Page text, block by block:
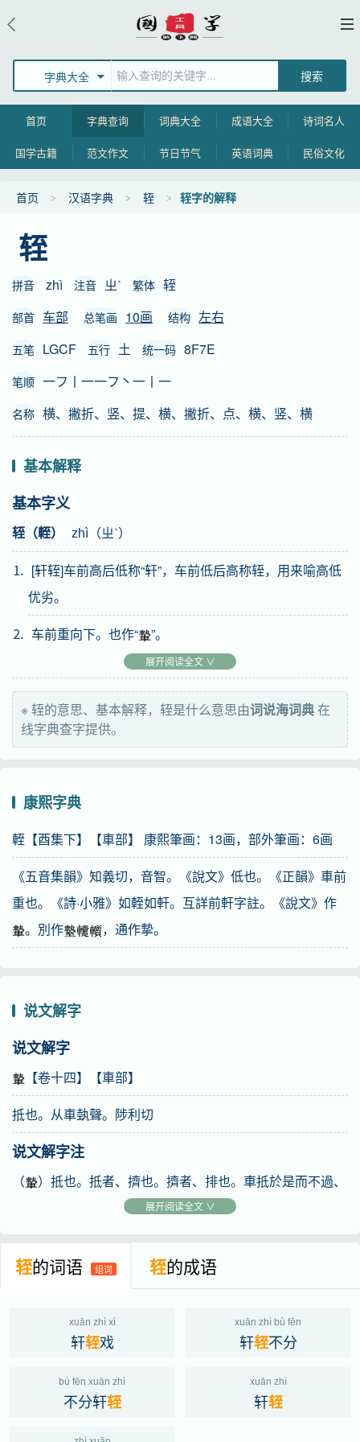
字典大全
首页 字典查询 词典大全 成语大全 诗词名人
国学古籍 范文作文 节日节气 英语词典 民俗文化
首页 汉语字典 轾 轾字的解释
轾
拼音 zhì 注音 ㄓˋ 繁体 轾
部首 车部 总笔画 10画 结构 左右
五笔 LGCF 五行 土 统一码 8F7E
笔顺 一フ丨一一フ丶一丨一
名称 横、撇折、竖、提、横、撇折、点、横、竖、横
基本解释
基本字义
轾（輊） zhì（ㄓˋ）
⒈ [轩轾]车前高后低称“轩”，车前低后高称轾，用来喻高低
优劣。
⒉ 车前重向下。也作“
”。
⒊ 事物的轻重、高低。
⒋ 车辕两尾。
⒌ 同“轻”。
輊 䡹
English
low rear portion of cart
展开阅读全文 ∨
※ 轾的意思、基本解释，轾是什么意思由词说海词典在
线字典查字提供。
康熙字典
輊【酉集下】【車部】 康熙筆画：13画，部外筆画：6画
《五音集韻》知義切，音智。《說文》低也。《正韻》車前
重也。《詩·小雅》如輊如軒。互詳前軒字註。《說文》作
。別作
，通作摯。
说文解字
说文解字
【卷十四】【車部】
抵也。从車埶聲。陟利切
说文解字注
（
）抵也。抵者、擠也。擠者、排也。車抵於是而不過、
是曰？。如馬之不前曰？驇。詳
部。？與車重之摰
岳賦如？如軒。今按潘作䡹、不作？也。从車。埶聲。陟利
展开阅读全文 ∨
轾的词语 组词 轾的成语
xuān zhì xì
轩轾戏
xuān zhì bù fēn
轩轾不分
bù fēn xuān zhì
不分轩轾
xuān zhì
轩轾